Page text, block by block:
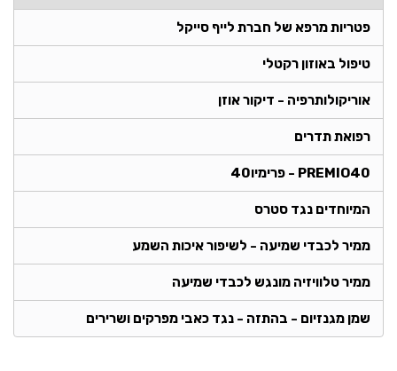
פטריות מרפא של חברת לייף סייקל
טיפול באוזון רקטלי
אוריקולותרפיה - דיקור אוזן
רפואת תדרים
PREMIO40 - פרימיו40
המיוחדים נגד סטרס
ממיר לכבדי שמיעה - לשיפור איכות השמע
ממיר טלוויזיה מונגש לכבדי שמיעה
שמן מגנזיום - בהתזה - נגד כאבי מפרקים ושרירים